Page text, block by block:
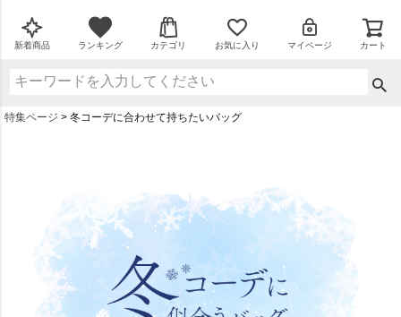
新着商品 ランキング カテゴリ お気に入り マイページ カート
特集ページ 冬コーデに合わせて持ちたいバッグ